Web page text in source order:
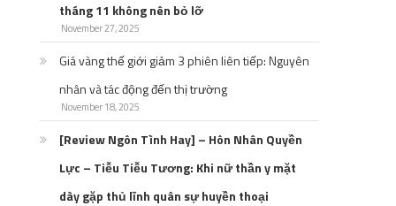
tháng 11 không nên bỏ lỡ
November 27, 2025
Giá vàng thế giới giảm 3 phiên liên tiếp: Nguyên
nhân và tác động đến thị trường
November 18, 2025
[Review Ngôn Tình Hay] – Hôn Nhân Quyền
Lực – Tiễu Tiễu Tương: Khi nữ thần y mặt
dày gặp thủ lĩnh quân sự huyền thoại